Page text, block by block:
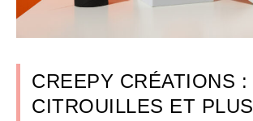
CREEPY CRÉATIONS :
CITROUILLES ET PLUS